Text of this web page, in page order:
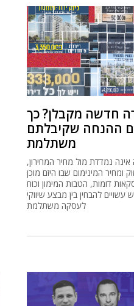
חדשה מקבלן? כך
ההנחה שקיבלתם
משתלמת
נמדדת מול מחיר המחירון,
ומחיר המינימום שבו היזם מוכן
דומות, הטבות המימון וכוח
להבחין בין מבצע שיווקי
לעסקה משתלמת